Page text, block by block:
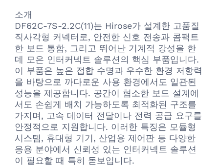
소개
DF62C-7S-2.2C(11)는 Hirose가 설계한 고품질
직사각형 커넥터로, 안전한 신호 전송과 콤팩트
한 보드 통합, 그리고 뛰어난 기계적 강성을 한
데 모은 인터커넥트 솔루션의 핵심 부품입니다.
이 부품은 높은 접합 수명과 우수한 환경 저항력
을 바탕으로 까다로운 사용 환경에서도 일관된
성능을 제공합니다. 공간이 협소한 보드 설계에
서도 손쉽게 배치 가능하도록 최적화된 구조를
가지며, 고속 데이터 전달이나 전력 공급 요구를
안정적으로 지원합니다. 이러한 특징은 모듈형
시스템, 휴대형 기기, 산업용 제어판 등 다양한
응용 분야에서 신뢰성 있는 인터커넥트 솔루션
이 필요할 때 특히 돋보입니다.